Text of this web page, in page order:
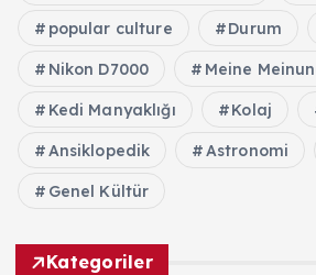
popular culture Durum
Nikon D7000 Meine
Kedi Manyaklığı Kolaj
Ansiklopedik Astronomi
Genel Kültür
Kategoriler